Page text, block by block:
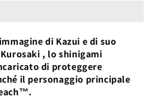
di Kazui e di suo
, lo shinigami
di proteggere
il personaggio principale